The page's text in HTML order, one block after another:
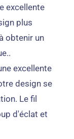
excellente
plus
obtenir un
excellente
design se
Le fil
d'éclat et